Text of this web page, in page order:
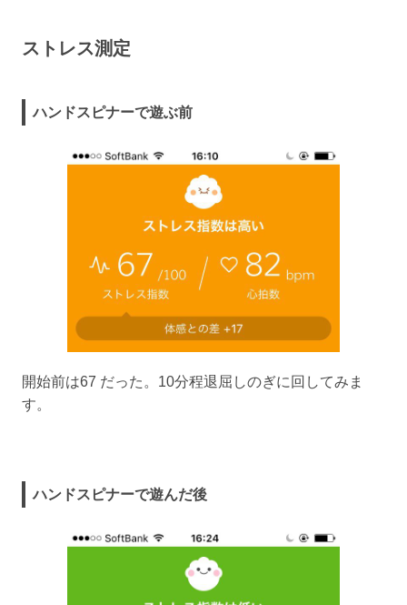
ストレス測定
ハンドスピナーで遊ぶ前
開始前は67 だった。10分程退屈しのぎに回してみま
す。
ハンドスピナーで遊んだ後